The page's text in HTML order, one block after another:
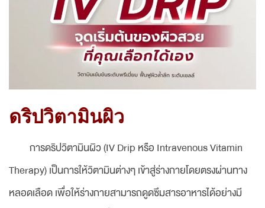
ดริปวิตามินผิว
การดริปวิตามินผิว (IV Drip หรือ Intravenous Vitamin
Therapy) เป็นการให้วิตามินต่างๆ เข้าสู่ร่างกายโดยตรงผ่านทาง
หลอดเลือด เพื่อให้ร่างกายสามารถดูดซึมสารอาหารได้อย่างมี